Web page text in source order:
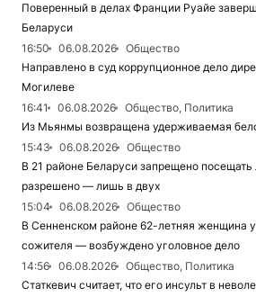
Поверенный в делах Франции Руайе
Беларуси
16:50
06.08.2026
Общество
Направлено в суд коррупционное дело
Могилеве
16:41
06.08.2026
Общество, Политика
Из Мьянмы возвращена удерживаемая
15:43
06.08.2026
Общество
В 21 районе Беларуси запрещено
разрешено — лишь в двух
15:04
06.08.2026
Общество
В Сенненском районе 62-летняя женщина
сожителя — возбуждено уголовное дело
14:56
06.08.2026
Общество, Политика
Статкевич считает, что его инсульт в